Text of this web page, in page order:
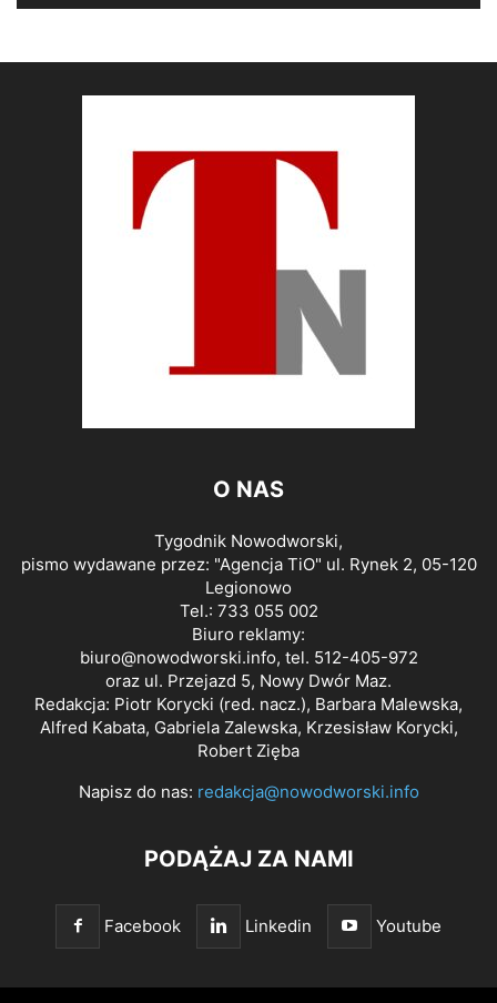
O NAS
Tygodnik Nowodworski,
pismo wydawane przez: "Agencja TiO" ul. Rynek 2, 05-120
Legionowo
Tel.: 733 055 002
Biuro reklamy:
biuro@nowodworski.info, tel. 512-405-972
oraz ul. Przejazd 5, Nowy Dwór Maz.
Redakcja: Piotr Korycki (red. nacz.), Barbara Malewska,
Alfred Kabata, Gabriela Zalewska, Krzesisław Korycki,
Robert Zięba
Napisz do nas: redakcja@nowodworski.info
PODĄŻAJ ZA NAMI
Facebook Linkedin Youtube